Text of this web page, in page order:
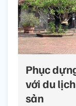
Phục
với du
sản